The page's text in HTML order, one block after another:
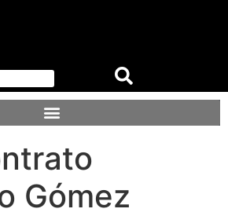
Gómez